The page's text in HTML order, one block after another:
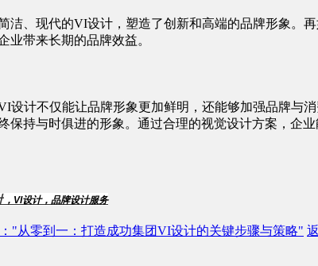
、现代的VI设计，塑造了创新和高端的品牌形象。
带来长期的品牌效益。
计不仅能让品牌形象更加鲜明，还能够加强品牌与
持与时俱进的形象。通过合理的视觉设计方案，企
， VI设计， 品牌设计服务
："从零到一：打造成功集团VI设计的关键步骤与策略"